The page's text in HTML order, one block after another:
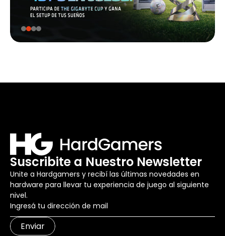
Suscribite a Nuestro Newsletter
Unite a Hardgamers y recibí las últimas novedades en
hardware para llevar tu experiencia de juego al siguiente
nivel.
Enviar